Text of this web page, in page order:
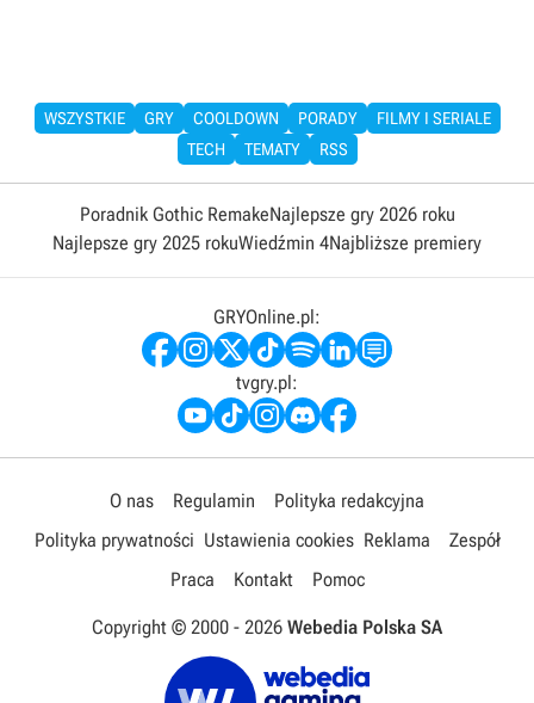
WSZYSTKIE GRY COOLDOWN PORADY
FILMY I SERIALE
TECH
TEMATY RSS
Poradnik Gothic RemakeNajlepsze gry 2026 roku
Najlepsze gry 2025 rokuWiedźmin 4Najbliższe premiery
GRYOnline.pl:
tvgry.pl:
O nas Regulamin
Polityka redakcyjna
Polityka prywatności Ustawienia cookies Reklama
Zespół
Praca
Kontakt Pomoc
Copyright © 2000 - 2026 Webedia Polska SA